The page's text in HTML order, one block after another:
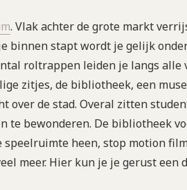
. Vlak achter de grote markt
binnen stapt wordt je gelijk
roltrappen leiden je langs alle
zitjes, de bibliotheek, een
over de stad. Overal zitten
te bewonderen. De bibliotheek
heen, stop motion
meer. Hier kun je je gerust een